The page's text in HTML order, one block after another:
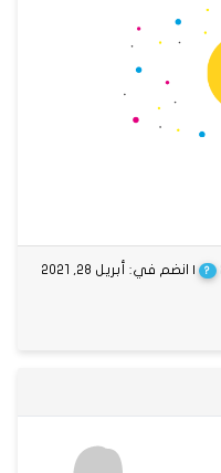
? | انضم في: أبريل 28, 2021